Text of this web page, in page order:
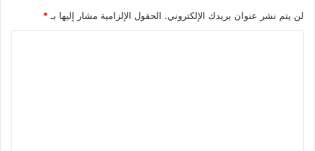
لن يتم نشر عنوان بريدك الإلكتروني. الحقول الإلزامية مشار إليها بـ*